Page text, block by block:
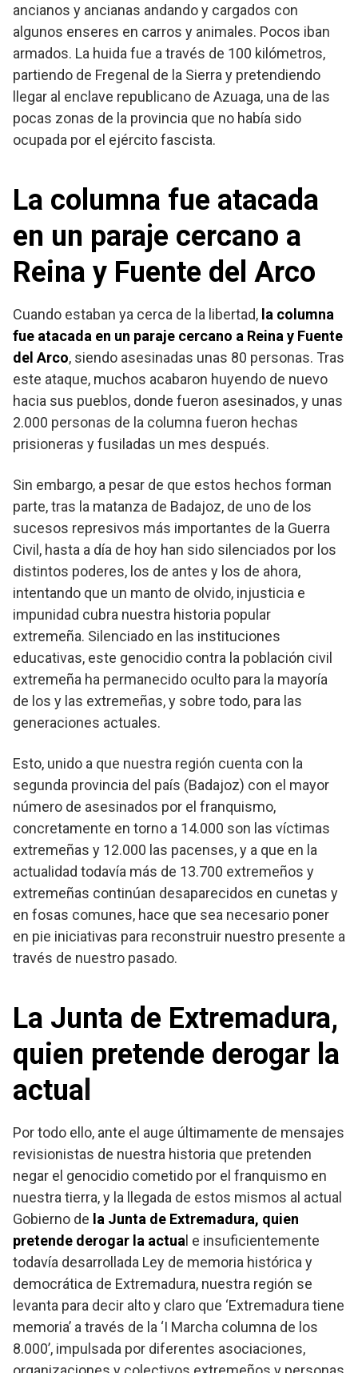
ancianos y ancianas andando y cargados con
algunos enseres en carros y animales. Pocos iban
armados. La huida fue a través de 100 kilómetros,
partiendo de Fregenal de la Sierra y pretendiendo
llegar al enclave republicano de Azuaga, una de las
pocas zonas de la provincia que no había sido
ocupada por el ejército fascista.
La columna fue atacada
en un paraje cercano a
Reina y Fuente del Arco
Cuando estaban ya cerca de la libertad, la columna
fue atacada en un paraje cercano a Reina y Fuente
del Arco, siendo asesinadas unas 80 personas. Tras
este ataque, muchos acabaron huyendo de nuevo
hacia sus pueblos, donde fueron asesinados, y unas
2.000 personas de la columna fueron hechas
prisioneras y fusiladas un mes después.
Sin embargo, a pesar de que estos hechos forman
parte, tras la matanza de Badajoz, de uno de los
sucesos represivos más importantes de la Guerra
Civil, hasta a día de hoy han sido silenciados por los
distintos poderes, los de antes y los de ahora,
intentando que un manto de olvido, injusticia e
impunidad cubra nuestra historia popular
extremeña. Silenciado en las instituciones
educativas, este genocidio contra la población civil
extremeña ha permanecido oculto para la mayoría
de los y las extremeñas, y sobre todo, para las
generaciones actuales.
Esto, unido a que nuestra región cuenta con la
segunda provincia del país (Badajoz) con el mayor
número de asesinados por el franquismo,
concretamente en torno a 14.000 son las víctimas
extremeñas y 12.000 las pacenses, y a que en la
actualidad todavía más de 13.700 extremeños y
extremeñas continúan desaparecidos en cunetas y
en fosas comunes, hace que sea necesario poner
en pie iniciativas para reconstruir nuestro presente a
través de nuestro pasado.
La Junta de Extremadura,
quien pretende derogar la
actua
Por todo ello, ante el auge últimamente de mensajes
revisionistas de nuestra historia que pretenden
negar el genocidio cometido por el franquismo en
nuestra tierra, y la llegada de estos mismos al actual
Gobierno de la Junta de Extremadura, quien
pretende derogar la actual e insuficientemente
todavía desarrollada Ley de memoria histórica y
democrática de Extremadura, nuestra región se
levanta para decir alto y claro que ‘Extremadura tiene
memoria’ a través de la ‘I Marcha columna de los
8.000’, impulsada por diferentes asociaciones,